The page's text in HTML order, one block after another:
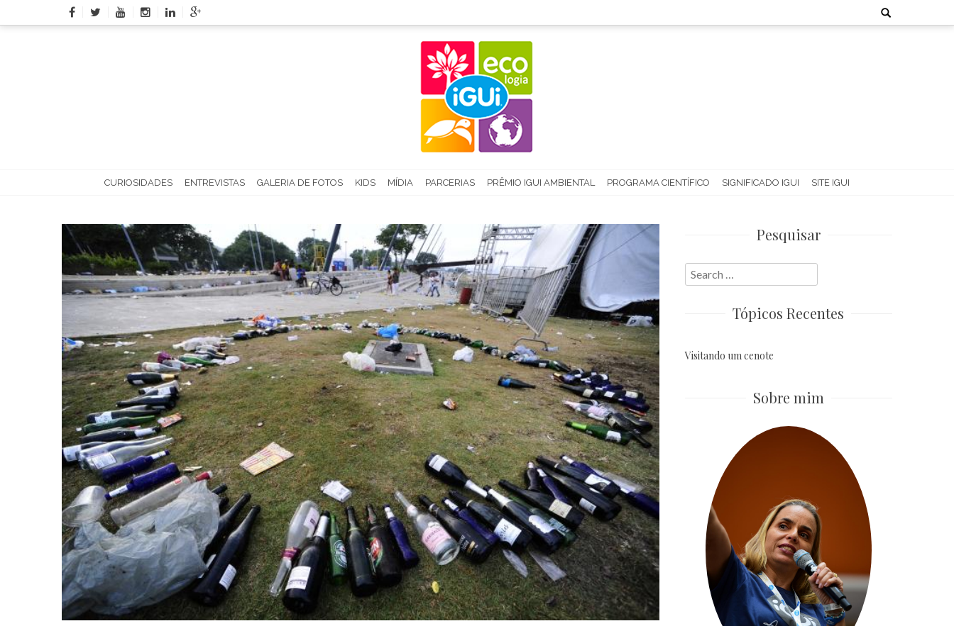
to
Search
for:
CURIOSIDADES ENTREVISTAS GALERIA DE FOTOS KIDS MÍDIA PARCERIAS PRÊMIO IGUI AMBIENTAL PROGRAMA CIENTÍFICO SIGNIFICADO IGUI SITE IGUI
Pesquisar
Search
for:
Tópicos Recentes
Visitando um cenote
Sobre mim